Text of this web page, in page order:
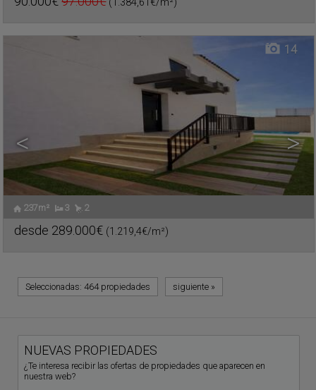
< >
14
237m² 3 2
desde 289.000€ (1.219,4€/m²)
Seleccionadas: 464 propiedades siguiente »
NUEVAS PROPIEDADES
¿Te interesa recibir las ofertas de propiedades que aparecen en
nuestra web?